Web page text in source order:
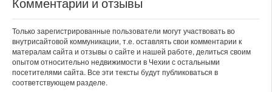
Только зарегистрированные пользователи могут участвовать во
внутрисайтовой коммуникации, т.е. оставлять свои комментарии к
матералам сайта и отзывы о сайте и нашей работе, делиться своим
опытом относительно недвижимости в Чехии с остальными
посетителями сайта. Все эти тексты будут публиковаться в
соответствующем разделе.